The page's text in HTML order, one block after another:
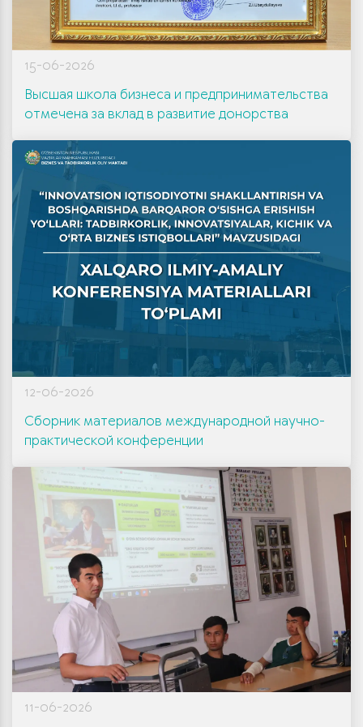
15-06-2026
Высшая школа бизнеса и предпринимательства
отмечена за вклад в развитие донорства
12-06-2026
Сборник материалов международной научно-
практической конференции
11-06-2026